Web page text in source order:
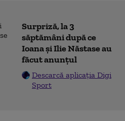
Surpriză, la 3
săptămâni după ce
Ioana și Ilie Năstase au
făcut anunțul
Descarcă aplicația Digi
Sport